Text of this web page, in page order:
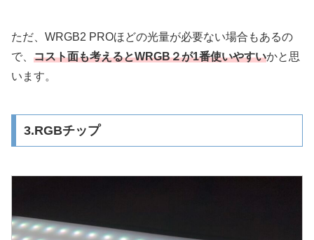
ただ、WRGB2 PROほどの光量が必要ない場合もあるの
で、 コスト面も考えるとWRGB２が1番使いやすいかと思
います。
3.RGBチップ